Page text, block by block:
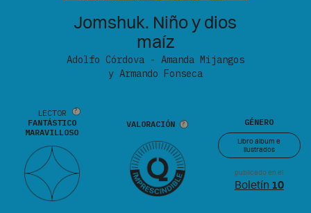
Jomshuk. Niño y dios
maíz
Adolfo Córdova - Amanda Mijangos
y Armando Fonseca
LECTOR
FANTÁSTICO
MARAVILLOSO
VALORACIÓN GÉNERO
Libro álbum e
ilustrados
publicado en el
Boletín 10